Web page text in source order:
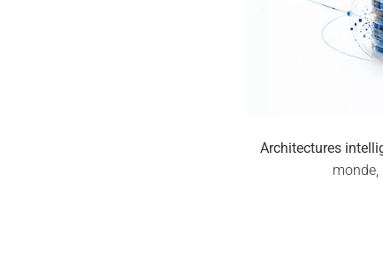
Architectures